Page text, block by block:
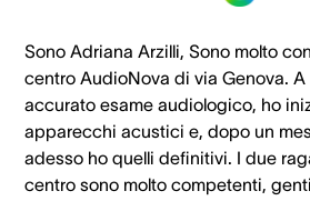
Sono Adriana Arzilli, Sono molto
centro AudioNova di via Genova.
accurato esame audiologico, ho
apparecchi acustici e, dopo un
adesso ho quelli definitivi. I due
centro sono molto competenti,